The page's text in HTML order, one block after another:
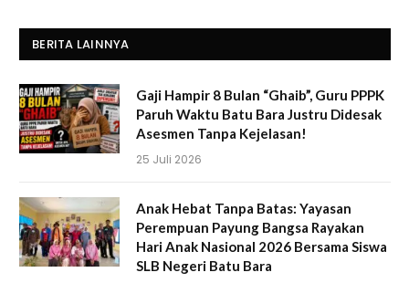
BERITA LAINNYA
Gaji Hampir 8 Bulan “Ghaib”, Guru PPPK
Paruh Waktu Batu Bara Justru Didesak
Asesmen Tanpa Kejelasan!
25 Juli 2026
Anak Hebat Tanpa Batas: Yayasan
Perempuan Payung Bangsa Rayakan
Hari Anak Nasional 2026 Bersama Siswa
SLB Negeri Batu Bara